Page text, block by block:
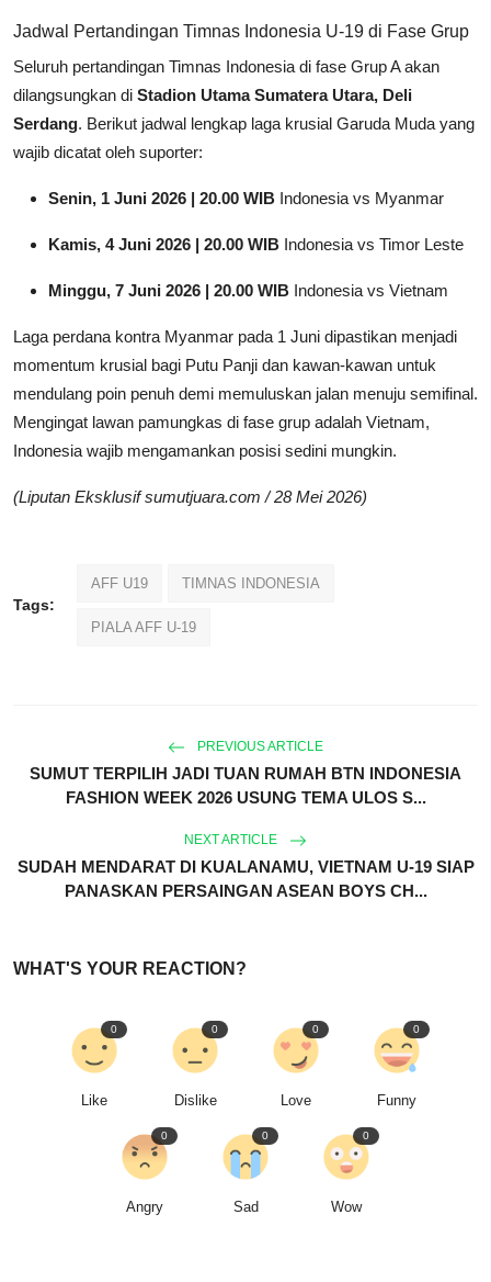
Jadwal Pertandingan Timnas Indonesia U-19 di Fase Grup
Seluruh pertandingan Timnas Indonesia di fase Grup A akan
dilangsungkan di Stadion Utama Sumatera Utara, Deli
Serdang. Berikut jadwal lengkap laga krusial Garuda Muda yang
wajib dicatat oleh suporter:
Senin, 1 Juni 2026 | 20.00 WIB Indonesia vs Myanmar
Kamis, 4 Juni 2026 | 20.00 WIB Indonesia vs Timor Leste
Minggu, 7 Juni 2026 | 20.00 WIB Indonesia vs Vietnam
Laga perdana kontra Myanmar pada 1 Juni dipastikan menjadi
momentum krusial bagi Putu Panji dan kawan-kawan untuk
mendulang poin penuh demi memuluskan jalan menuju semifinal.
Mengingat lawan pamungkas di fase grup adalah Vietnam,
Indonesia wajib mengamankan posisi sedini mungkin.
(Liputan Eksklusif sumutjuara.com / 28 Mei 2026)
Tags:
AFF U19 TIMNAS INDONESIA
PIALA AFF U-19
PREVIOUS ARTICLE
SUMUT TERPILIH JADI TUAN RUMAH BTN INDONESIA
FASHION WEEK 2026 USUNG TEMA ULOS S...
NEXT ARTICLE
SUDAH MENDARAT DI KUALANAMU, VIETNAM U-19 SIAP
PANASKAN PERSAINGAN ASEAN BOYS CH...
WHAT'S YOUR REACTION?
Like
0
Dislike
0
Love
0
Funny
0
Angry
0
Sad
0
Wow
0